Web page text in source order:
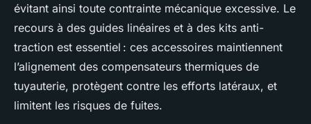
évitant ainsi toute contrainte mécanique excessive. Le
recours à des guides linéaires et à des kits anti-
traction est essentiel : ces accessoires maintiennent
l’alignement des compensateurs thermiques de
tuyauterie, protègent contre les efforts latéraux, et
limitent les risques de fuites.